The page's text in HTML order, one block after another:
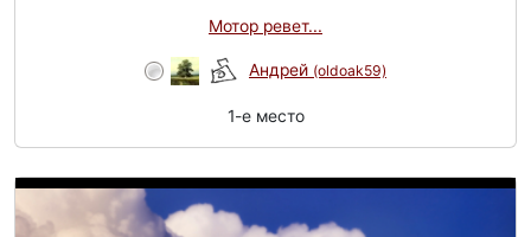
Мотор ревет...
Андрей (oldoak59)
1-e место